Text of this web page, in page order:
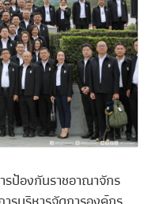
ป้องกันราชอาณาจักร